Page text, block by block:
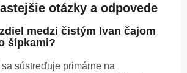
otázky a odpovede
medzi čistým Ivan čajom
šípkami?
sústreďuje primárne na